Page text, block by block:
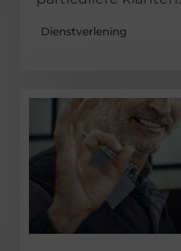
Dienstverlening